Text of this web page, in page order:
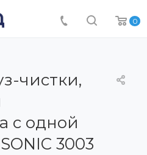
0
чистки,
с одной
3003